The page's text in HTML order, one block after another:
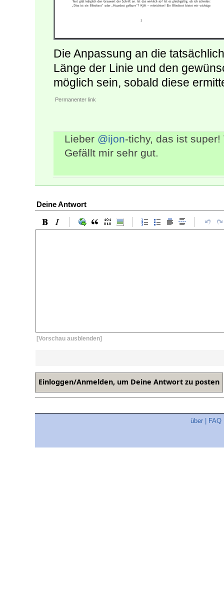
Die Anpassung an die
Länge der Linie und den
möglich sein, sobald diese
Permanenter link
Lieber @ijon-tichy, das ist
Gefällt mir sehr gut.
Deine Antwort
[Vorschau ausblenden]
über FAQ